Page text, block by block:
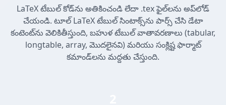
LaTeX టేబుల్ కోడ్‌ను అతికించండి లేదా .tex ఫైల్‌లను అప్‌లోడ్
చేయండి. టూల్ LaTeX టేబుల్ సింటాక్స్‌ను పార్స్ చేసి డేటా
కంటెంట్‌ను వెలికితీస్తుంది, బహుళ టేబుల్ వాతావరణాలు (tabular,
longtable, array, మొదలైనవి) మరియు సంక్లిష్ట ఫార్మాట్
కమాండ్‌లను మద్దతు చేస్తుంది.